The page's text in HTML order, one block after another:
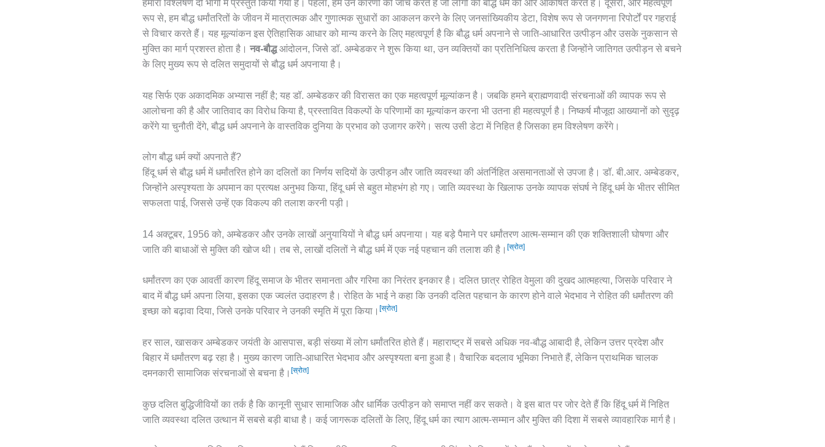
हमारा विश्लेषण दो भागों में प्रस्तुत किया गया है। पहला, हम उन कारणों की जांच करते हैं जो लोगों को बौद्ध धर्म की ओर आकर्षित करते हैं। दूसरा, और महत्वपूर्ण
रूप से, हम बौद्ध धर्मांतरितों के जीवन में मात्रात्मक और गुणात्मक सुधारों का आकलन करने के लिए जनसांख्यिकीय डेटा, विशेष रूप से जनगणना रिपोर्टों पर गहराई
से विचार करते हैं। यह मूल्यांकन इस ऐतिहासिक आधार को मान्य करने के लिए महत्वपूर्ण है कि बौद्ध धर्म अपनाने से जाति-आधारित उत्पीड़न और उसके नुकसान से
मुक्ति का मार्ग प्रशस्त होता है। नव-बौद्धआंदोलन, जिसे डॉ. अम्बेडकर ने शुरू किया था, उन व्यक्तियों का प्रतिनिधित्व करता है जिन्होंने जातिगत उत्पीड़न से बचने
के लिए मुख्य रूप से दलित समुदायों से बौद्ध धर्म अपनाया है।
यह सिर्फ एक अकादमिक अभ्यास नहीं है; यह डॉ. अम्बेडकर की विरासत का एक महत्वपूर्ण मूल्यांकन है। जबकि हमने ब्राह्मणवादी संरचनाओं की व्यापक रूप से
आलोचना की है और जातिवाद का विरोध किया है, प्रस्तावित विकल्पों के परिणामों का मूल्यांकन करना भी उतना ही महत्वपूर्ण है। निष्कर्ष मौजूदा आख्यानों को सुदृढ़
करेंगे या चुनौती देंगे, बौद्ध धर्म अपनाने के वास्तविक दुनिया के प्रभाव को उजागर करेंगे। सत्य उसी डेटा में निहित है जिसका हम विश्लेषण करेंगे।
लोग बौद्ध धर्म क्यों अपनाते हैं?
हिंदू धर्म से बौद्ध धर्म में धर्मांतरित होने का दलितों का निर्णय सदियों के उत्पीड़न और जाति व्यवस्था की अंतर्निहित असमानताओं से उपजा है। डॉ. बी.आर. अम्बेडकर,
जिन्होंने अस्पृश्यता के अपमान का प्रत्यक्ष अनुभव किया, हिंदू धर्म से बहुत मोहभंग हो गए। जाति व्यवस्था के खिलाफ उनके व्यापक संघर्ष ने हिंदू धर्म के भीतर सीमित
सफलता पाई, जिससे उन्हें एक विकल्प की तलाश करनी पड़ी।
14 अक्टूबर, 1956 को, अम्बेडकर और उनके लाखों अनुयायियों ने बौद्ध धर्म अपनाया। यह बड़े पैमाने पर धर्मांतरण आत्म-सम्मान की एक शक्तिशाली घोषणा और
जाति की बाधाओं से मुक्ति की खोज थी। तब से, लाखों दलितों ने बौद्ध धर्म में एक नई पहचान की तलाश की है। [स्रोत]
धर्मांतरण का एक आवर्ती कारण हिंदू समाज के भीतर समानता और गरिमा का निरंतर इनकार है। दलित छात्र रोहित वेमुला की दुखद आत्महत्या, जिसके परिवार ने
बाद में बौद्ध धर्म अपना लिया, इसका एक ज्वलंत उदाहरण है। रोहित के भाई ने कहा कि उनकी दलित पहचान के कारण होने वाले भेदभाव ने रोहित की धर्मांतरण की
इच्छा को बढ़ावा दिया, जिसे उनके परिवार ने उनकी स्मृति में पूरा किया। [स्रोत]
हर साल, खासकर अम्बेडकर जयंती के आसपास, बड़ी संख्या में लोग धर्मांतरित होते हैं। महाराष्ट्र में सबसे अधिक नव-बौद्ध आबादी है, लेकिन उत्तर प्रदेश और
बिहार में धर्मांतरण बढ़ रहा है। मुख्य कारण जाति-आधारित भेदभाव और अस्पृश्यता बना हुआ है। वैचारिक बदलाव भूमिका निभाते हैं, लेकिन प्राथमिक चालक
दमनकारी सामाजिक संरचनाओं से बचना है। [स्रोत]
कुछ दलित बुद्धिजीवियों का तर्क है कि कानूनी सुधार सामाजिक और धार्मिक उत्पीड़न को समाप्त नहीं कर सकते। वे इस बात पर जोर देते हैं कि हिंदू धर्म में निहित
जाति व्यवस्था दलित उत्थान में सबसे बड़ी बाधा है। कई जागरूक दलितों के लिए, हिंदू धर्म का त्याग आत्म-सम्मान और मुक्ति की दिशा में सबसे व्यावहारिक मार्ग है।